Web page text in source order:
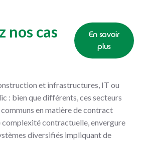
nos cas
En savoir
plus
et infrastructures, IT ou
: bien que différents, ces secteurs
en matière de contract
contractuelle, envergure
diversifiés impliquant de